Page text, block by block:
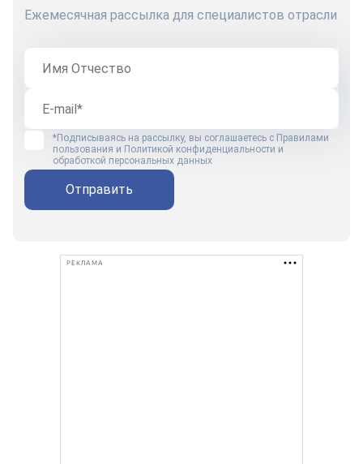
Ежемесячная рассылка для специалистов отрасли
*Подписываясь на рассылку, вы соглашаетесь с Правилами
пользования и Политикой конфиденциальности и
обработкой персональных данных
Отправить
РЕКЛАМА